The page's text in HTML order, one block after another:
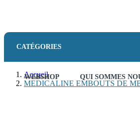
CATÉGORIES
WEBSHOP QUI SOMMES
Accueil
MEDICALINE EMBOUTS DE